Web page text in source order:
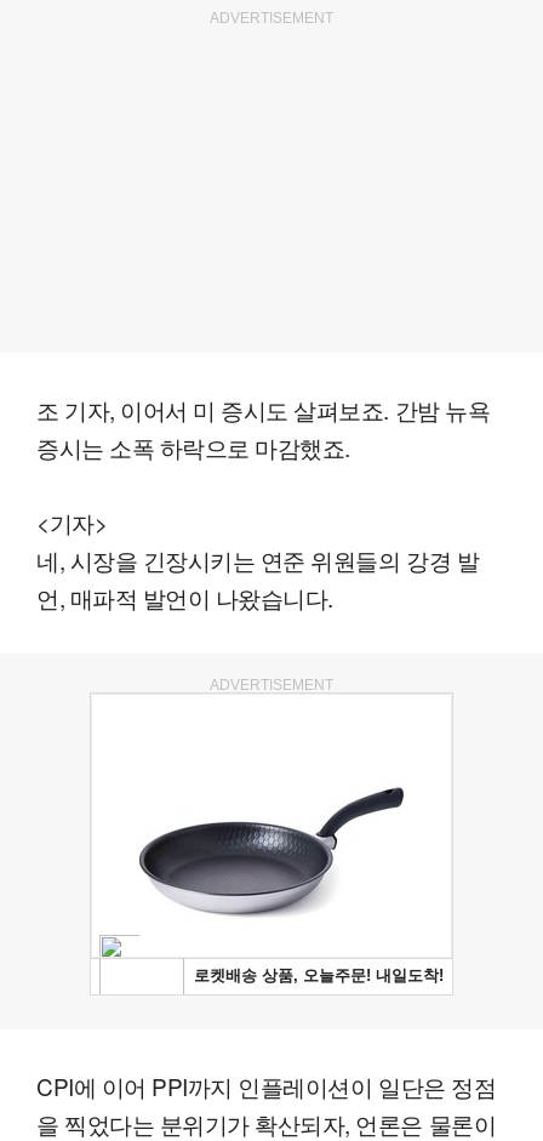
ADVERTISEMENT
조 기자, 이어서 미 증시도 살펴보죠. 간밤 뉴욕
증시는 소폭 하락으로 마감했죠.
<기자>
네, 시장을 긴장시키는 연준 위원들의 강경 발
언, 매파적 발언이 나왔습니다.
ADVERTISEMENT
CPI에 이어 PPI까지 인플레이션이 일단은 정점
을 찍었다는 분위기가 확산되자, 언론은 물론이